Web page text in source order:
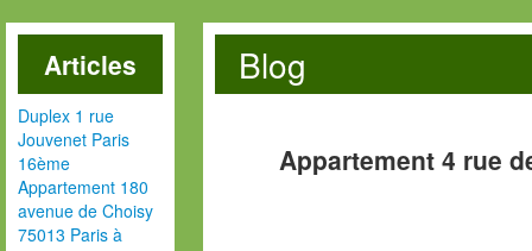
Articles
Duplex 1 rue
Jouvenet Paris
16ème
Appartement 180
avenue de Choisy
75013 Paris à
Blog
Appartement 4 rue